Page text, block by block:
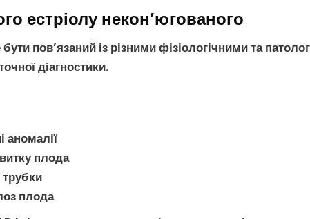
естріолу некон’югованого
пов’язаний із різними фізіологічними та
діагностики.
аномалії
плода
плода